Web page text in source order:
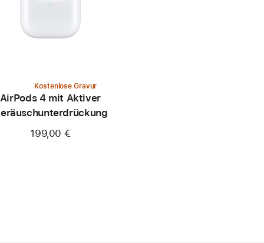
Kostenlose Gravur
AirPods 4 mit Aktiver
199,00 €